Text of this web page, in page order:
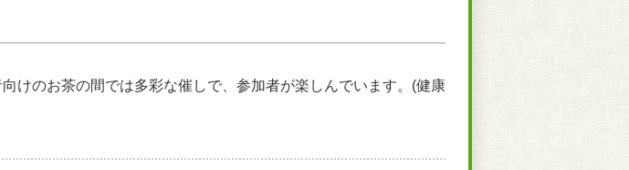
けのお茶の間では多彩な催しで、参加者が楽しんでいます。(健康